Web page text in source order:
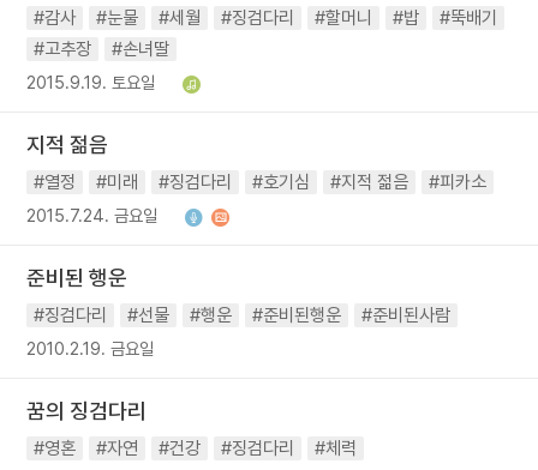
#감사 #눈물 #세월 #징검다리 #할머니 #밥
#뚝배기
#고추장
#손녀딸
2015.9.19. 토요일
지적 젊음
#열정 #미래 #징검다리 #호기심 #지적 젊음 #피카소
2015.7.24. 금요일
준비된 행운
#징검다리 #선물 #행운 #준비된행운 #준비된사람
2010.2.19. 금요일
꿈의 징검다리
#영혼 #자연 #건강 #징검다리 #체력